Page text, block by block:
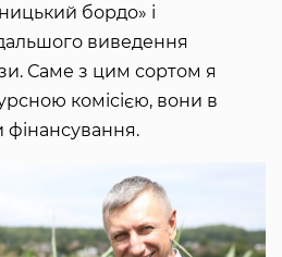
бордо» і
виведення
Саме з цим сортом я
комісією, вони в
фінансування.